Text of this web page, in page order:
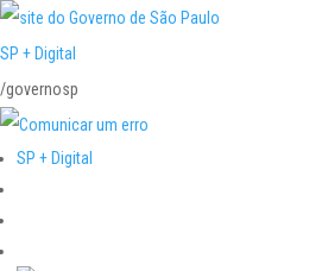
SP + Digital
/governosp
SP + Digital